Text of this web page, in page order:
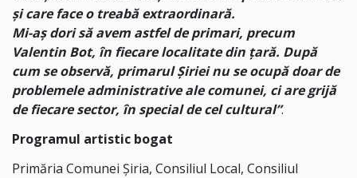
și care face o treabă extraordinară.
Mi-aș dori să avem astfel de primari, precum
Valentin Bot, în fiecare localitate din țară. După
cum se observă, primarul Șiriei nu se ocupă doar de
problemele administrative ale comunei, ci are grijă
de fiecare sector, în special de cel cultural”.
Programul artistic bogat
Primăria Comunei Șiria, Consiliul Local, Consiliul